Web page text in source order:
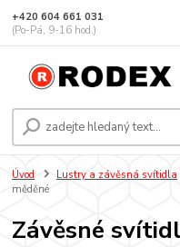
+420 604 661 031
(Po-Pá, 9-16 hod.)
Úvod Lustry a závěsná svítidla
měděné
Závěsné